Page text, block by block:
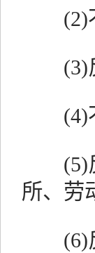
(2)不
(3)反
(4)不
(5)反
所、劳
(6)反